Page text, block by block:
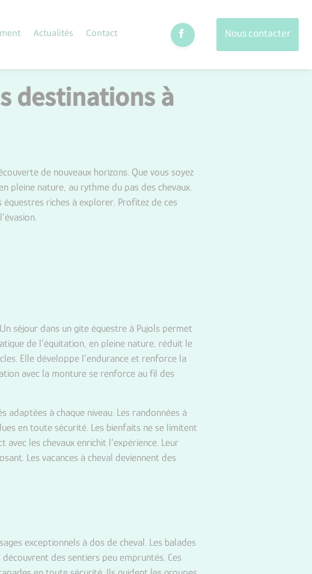
Actualités Contact Nous contacter
destinations à
de nouveaux horizons. Que vous soyez
pleine nature, au rythme du pas des chevaux.
riches à explorer. Profitez de ces
séjour dans ungite équestre à Pujols permet
de l’équitation, en pleine nature, réduit le
Elle développe l’endurance et renforce la
avec la monture se renforce au fil des
adaptées à chaque niveau. Les randonnées à
en toute sécurité. Les bienfaits ne se limitent
les chevaux enrichit l’expérience. Leur
Les vacances à cheval deviennent des
exceptionnels à dos de cheval. Les balades
des sentiers peu empruntés. Ces